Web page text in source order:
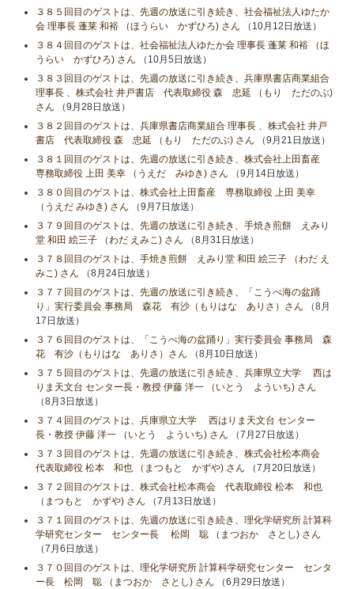
３８５回目のゲストは、先週の放送に引き続き、社会福祉法人ゆたか
会 理事長 蓬莱 和裕 （ほうらい かずひろ) さん （10月12日放送）
３８４回目のゲストは、社会福祉法人ゆたか会 理事長 蓬莱 和裕 （ほ
うらい かずひろ) さん （10月5日放送）
３８３回目のゲストは、先週の放送に引き続き、兵庫県書店商業組合
理事長 、株式会社 井戸書店 代表取締役 森 忠延 （もり ただのぶ)
さん （9月28日放送）
３８２回目のゲストは、兵庫県書店商業組合 理事長 、株式会社 井戸
書店 代表取締役 森 忠延 （もり ただのぶ) さん （9月21日放送）
３８１回目のゲストは、先週の放送に引き続き、株式会社上田畜産
専務取締役 上田 美幸 （うえだ みゆき) さん （9月14日放送）
３８０回目のゲストは、株式会社上田畜産 専務取締役 上田 美幸
（うえだ みゆき) さん （9月7日放送）
３７９回目のゲストは、先週の放送に引き続き、手焼き煎餅 えみり
堂 和田 絵三子 （わだ えみこ) さん （8月31日放送）
３７８回目のゲストは、手焼き煎餅 えみり堂 和田 絵三子 （わだ え
みこ) さん （8月24日放送）
３７７回目のゲストは、先週の放送に引き続き、「こうべ海の盆踊
り」実行委員会 事務局 森花 有沙（もりはな ありさ）さん （8月
17日放送）
３７６回目のゲストは、「こうべ海の盆踊り」実行委員会 事務局 森
花 有沙（もりはな ありさ）さん （8月10日放送）
３７５回目のゲストは、先週の放送に引き続き、兵庫県立大学 西は
りま天文台 センター長・教授 伊藤 洋一 （いとう よういち) さん
（8月3日放送）
３７４回目のゲストは、兵庫県立大学 西はりま天文台 センター
長・教授 伊藤 洋一 （いとう よういち) さん （7月27日放送）
３７３回目のゲストは、先週の放送に引き続き、株式会社松本商会
代表取締役 松本 和也 （まつもと かずや) さん （7月20日放送）
３７２回目のゲストは、株式会社松本商会 代表取締役 松本 和也
（まつもと かずや) さん （7月13日放送）
３７１回目のゲストは、先週の放送に引き続き、理化学研究所 計算科
学研究センター センター長 松岡 聡 （まつおか さとし) さん
（7月6日放送）
３７０回目のゲストは、理化学研究所 計算科学研究センター センタ
ー長 松岡 聡 （まつおか さとし) さん （6月29日放送）